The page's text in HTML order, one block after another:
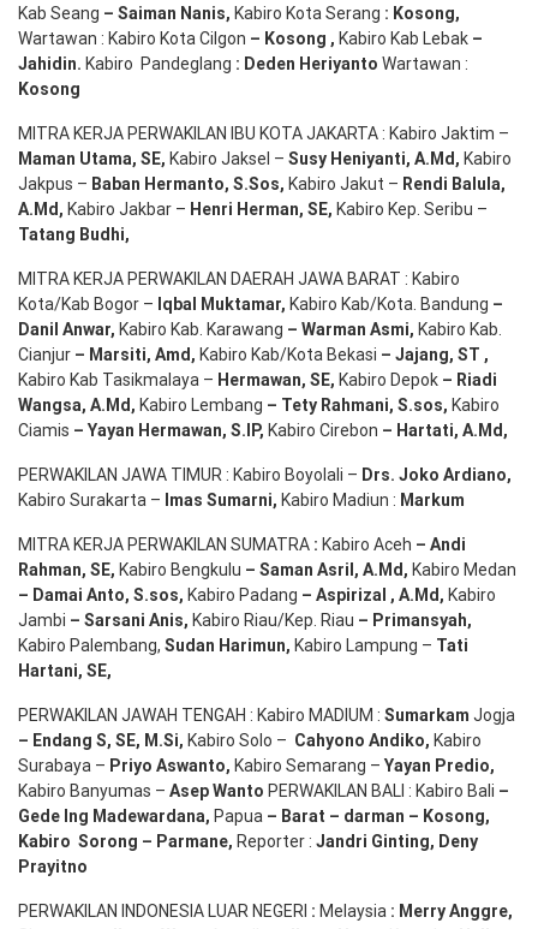
Kab Seang – Saiman Nanis, Kabiro Kota Serang : Kosong,
Wartawan : Kabiro Kota Cilgon – Kosong , Kabiro Kab Lebak –
Jahidin. Kabiro Pandeglang : Deden Heriyanto Wartawan :
Kosong
MITRA KERJA PERWAKILAN IBU KOTA JAKARTA : Kabiro Jaktim –
Maman Utama, SE, Kabiro Jaksel – Susy Heniyanti, A.Md , Kabiro
Jakpus – Baban Hermanto, S.Sos, Kabiro Jakut – Rendi Balula,
A.Md , Kabiro Jakbar – Henri Herman, SE, Kabiro Kep. Seribu –
Tatang Budhi,
MITRA KERJA PERWAKILAN DAERAH JAWA BARAT : Kabiro
Kota/Kab Bogor – Iqbal Muktamar, Kabiro Kab/Kota. Bandung –
Danil Anwar, Kabiro Kab. Karawang – Warman Asmi, Kabiro Kab.
Cianjur – Marsiti, Amd , Kabiro Kab/Kota Bekasi – Jajang, ST ,
Kabiro Kab Tasikmalaya – Hermawan, SE, Kabiro Depok – Riadi
Wangsa, A.Md , Kabiro Lembang – Tety Rahmani, S.sos, Kabiro
Ciamis – Yayan Hermawan, S.IP, Kabiro Cirebon – Hartati, A.Md ,
PERWAKILAN JAWA TIMUR : Kabiro Boyolali – Drs. Joko Ardiano,
Kabiro Surakarta – Imas Sumarni, Kabiro Madiun : Markum
MITRA KERJA PERWAKILAN SUMATRA : Kabiro Aceh – Andi
Rahman, SE, Kabiro Bengkulu – Saman Asril , A.Md , Kabiro Medan
– Damai Anto, S.sos, Kabiro Padang – Aspirizal , A.Md , Kabiro
Jambi – Sarsani Anis, Kabiro Riau/Kep. Riau – Primansyah,
Kabiro Palembang, Sudan Harimun, Kabiro Lampung – Tati
Hartani, SE,
PERWAKILAN JAWAH TENGAH : Kabiro MADIUM : Sumarkam Jogja
– Endang S, SE, M.Si, Kabiro Solo – Cahyono Andiko, Kabiro
Surabaya – Priyo Aswanto, Kabiro Semarang – Yayan Predio,
Kabiro Banyumas – AsepWanto PERWAKILAN BALI : Kabiro Bali –
Gede Ing Madewardana, Papua – Barat – darman – Kosong,
Kabiro Sorong – Parmane, Reporter : Jandri Ginting, Deny
Prayitno
PERWAKILAN INDONESIA LUAR NEGERI : Melaysia : MerryAnggre,